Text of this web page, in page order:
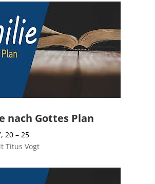
nach Gottes Plan
20 – 25
Titus Vogt